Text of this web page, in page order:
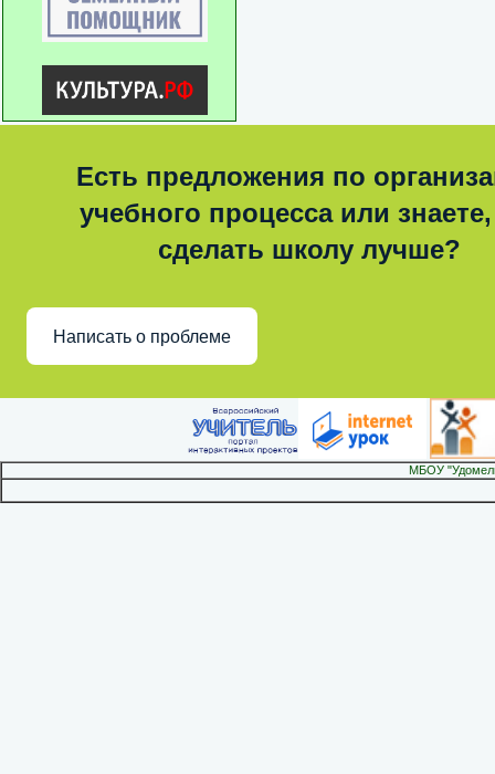
Есть предложения по
учебного процесса или знаете,
сделать школу лучше?
Написать о проблеме
МБОУ